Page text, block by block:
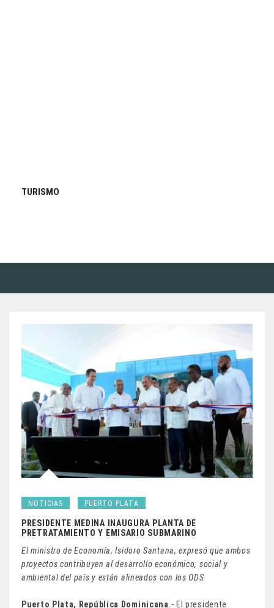
TURISMO
NOTICIAS PUERTO PLATA
PRESIDENTE MEDINA INAUGURA PLANTA DE
PRETRATAMIENTO Y EMISARIO SUBMARINO
El ministro de Economía, Isidoro Santana, expresó que ambos
proyectos contribuyen al desarrollo económico, social y
ambiental del país y están alineados con los ODS
Puerto Plata, República Dominicana .- El presidente